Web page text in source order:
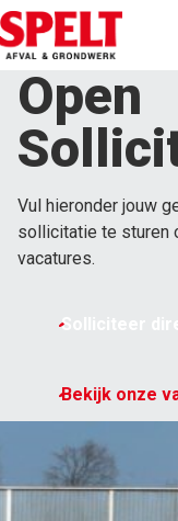
Afvalinzameling
Afvalstromen
Over Spelt
Offerte
Open
Vul hieronder jouw
sollicitatie te sturen
vacatures.
Solliciteer
Bekijk onze